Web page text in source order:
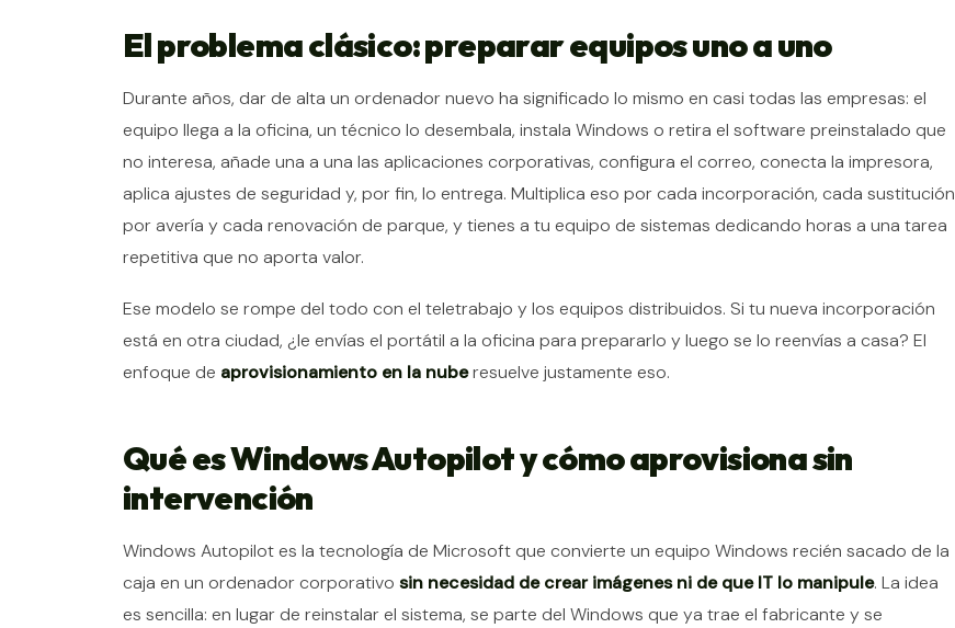
El problema clásico: preparar equipos uno a uno
Durante años, dar de alta un ordenador nuevo ha significado lo mismo en casi todas las empresas: el
equipo llega a la oficina, un técnico lo desembala, instala Windows o retira el software preinstalado que
no interesa, añade una a una las aplicaciones corporativas, configura el correo, conecta la impresora,
aplica ajustes de seguridad y, por fin, lo entrega. Multiplica eso por cada incorporación, cada sustitución
por avería y cada renovación de parque, y tienes a tu equipo de sistemas dedicando horas a una tarea
repetitiva que no aporta valor.
Ese modelo se rompe del todo con el teletrabajo y los equipos distribuidos. Si tu nueva incorporación
está en otra ciudad, ¿le envías el portátil a la oficina para prepararlo y luego se lo reenvías a casa? El
enfoque de aprovisionamiento en la nuberesuelve justamente eso.
Qué es Windows Autopilot y cómo aprovisiona sin
intervención
Windows Autopilot es la tecnología de Microsoft que convierte un equipo Windows recién sacado de la
caja en un ordenador corporativo sin necesidad de crear imágenes ni de que IT lo manipule. La idea
es sencilla: en lugar de reinstalar el sistema, se parte del Windows que ya trae el fabricante y se